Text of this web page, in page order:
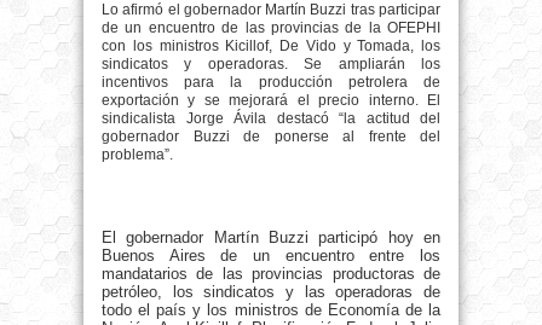
Lo afirmó el gobernador Martín Buzzi tras participar
de un encuentro de las provincias de la OFEPHI
con los ministros Kicillof, De Vido y Tomada, los
sindicatos y operadoras. Se ampliarán los
incentivos para la producción petrolera de
exportación y se mejorará el precio interno. El
sindicalista Jorge Ávila destacó “la actitud del
gobernador Buzzi de ponerse al frente del
problema”.
El gobernador Martín Buzzi participó hoy en
Buenos Aires de un encuentro entre los
mandatarios de las provincias productoras de
petróleo, los sindicatos y las operadoras de
todo el país y los ministros de Economía de la